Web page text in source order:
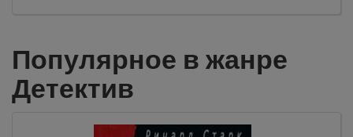
Популярное в жанре
Детектив